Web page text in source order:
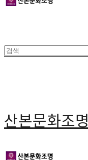
산본문화조명